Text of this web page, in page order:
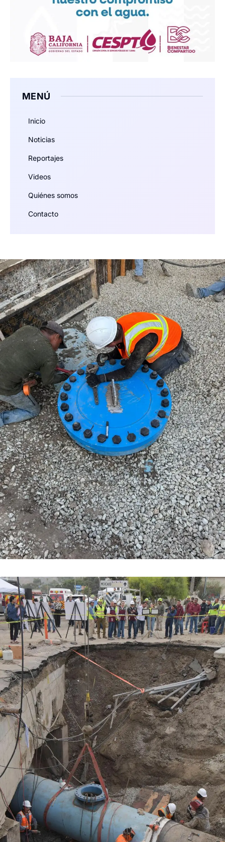
MENÚ
Inicio
Noticias
Reportajes
Videos
Quiénes somos
Contacto